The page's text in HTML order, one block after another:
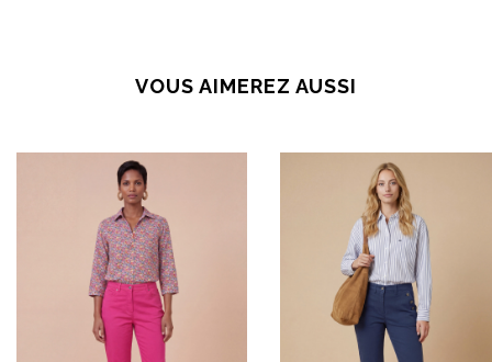
VOUS AIMEREZ AUSSI